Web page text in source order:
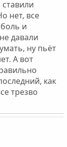
нет, все
и
давали
ну пьёт
А вот
как
трезво